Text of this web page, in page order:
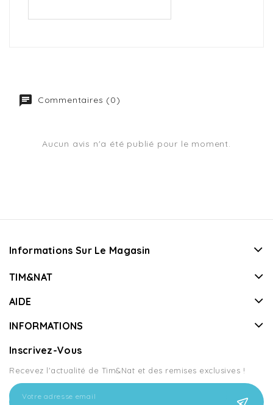
Commentaires (0)
Aucun avis n'a été publié pour le moment.
Informations Sur Le Magasin
TIM&NAT
AIDE
INFORMATIONS
Inscrivez-Vous
Recevez l'actualité de Tim&Nat et des remises exclusives !